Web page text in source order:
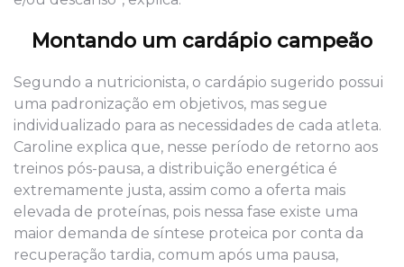
Montando um cardápio campeão
Segundo a nutricionista, o cardápio sugerido possui
uma padronização em objetivos, mas segue
individualizado para as necessidades de cada atleta.
Caroline explica que, nesse período de retorno aos
treinos pós-pausa, a distribuição energética é
extremamente justa, assim como a oferta mais
elevada de proteínas, pois nessa fase existe uma
maior demanda de síntese proteica por conta da
recuperação tardia, comum após uma pausa,